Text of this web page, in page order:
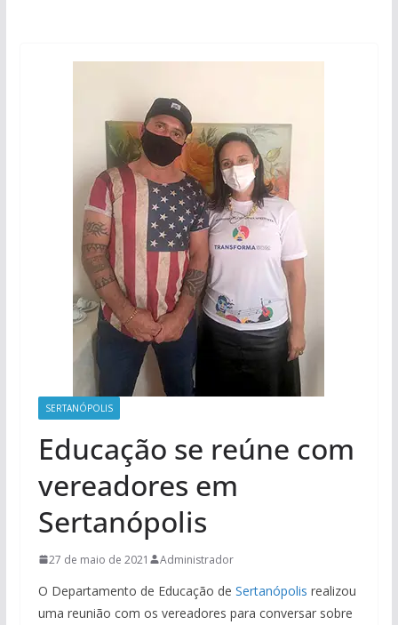
SERTANÓPOLIS
Educação se reúne com
vereadores em
Sertanópolis
27 de maio de 2021 Administrador
O Departamento de Educação de Sertanópolis realizou
uma reunião com os vereadores para conversar sobre